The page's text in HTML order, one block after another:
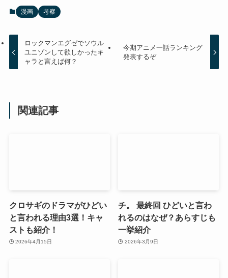
漫画 考察
ロックマンエグゼでソウル
ユニゾンして欲しかったキ
ャラと言えば何？
今期アニメ一話ランキング
発表するぞ
関連記事
クロサギのドラマがひどい
と言われる理由3選！キャ
ストも紹介！
2026年4月15日
チ。 最終回 ひどいと言わ
れるのはなぜ？あらすじも
一挙紹介
2026年3月9日